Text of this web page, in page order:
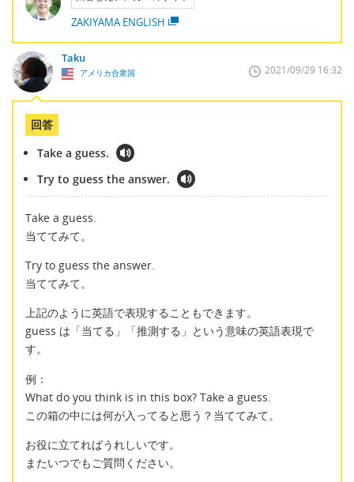
ZAKIYAMA ENGLISH
Taku
アメリカ合衆国 2021/09/29 16:32
回答
Take a guess.
Try to guess the answer.
Take a guess.
当ててみて。
Try to guess the answer.
当ててみて。
上記のように英語で表現することもできます。
guess は「当てる」「推測する」という意味の英語表現で
す。
例：
What do you think is in this box? Take a guess.
この箱の中には何が入ってると思う？当ててみて。
お役に立てればうれしいです。
またいつでもご質問ください。